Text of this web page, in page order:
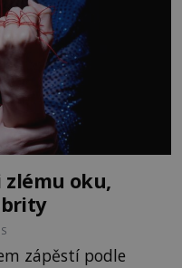
oku,
zápěstí podle